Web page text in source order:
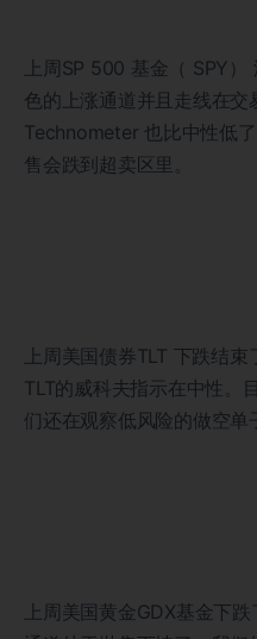
上周SP 500 基金（ SPY
色的上涨通道并且走线在
Technometer 也比中性低
售会跌到超卖区里。
上周美国债券TLT 下跌结
TLT的威科夫指示在中性。
们还在观察低风险的做空单
上周美国黄金GDX基金下